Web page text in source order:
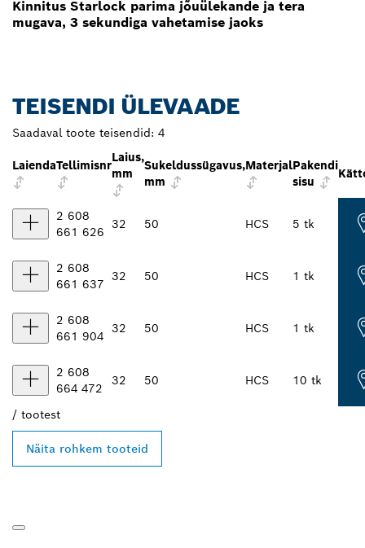
Kinnitus Starlock parima jõuülekande ja tera
mugava, 3 sekundiga vahetamise jaoks
TEISENDI ÜLEVAADE
Saadaval toote teisendid: 4
LaiendaTellimisnr
Laius,
mm
Sukeldussügavus,
mm
MaterjalPakendi
sisu
2 608
661 626
32 50 HCS 5 tk
2 608
661 637
32 50 HCS 1 tk
2 608
661 904
32 50 HCS 1 tk
2 608
664 472
32 50 HCS 10 tk
/ tootest
Näita rohkem tooteid